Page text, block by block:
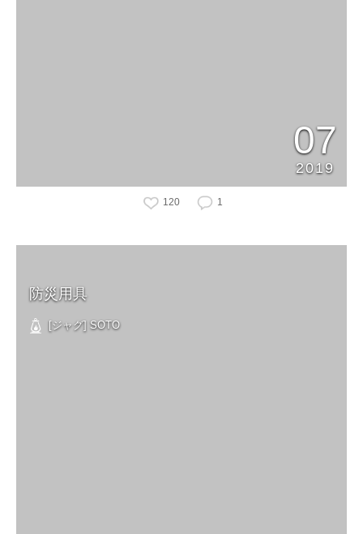
07
2019
120 1
防災用具
[ジャグ] SOTO